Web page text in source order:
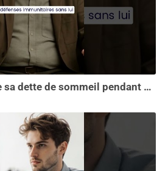
Comment il regrette sa dette de sommeil pendant 30 ans.